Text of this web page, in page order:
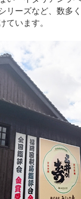
リーズなど、数多
ています。